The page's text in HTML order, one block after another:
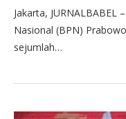
Jakarta, JURNALBABEL
Nasional (BPN)
sejumlah…